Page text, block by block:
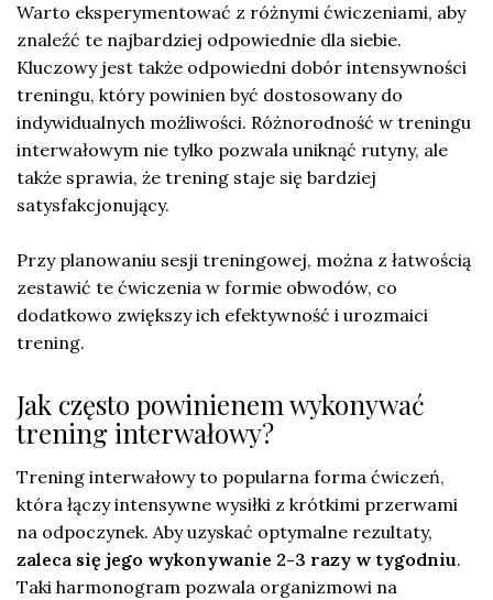
Warto eksperymentować z różnymi ćwiczeniami, aby
znaleźć te najbardziej odpowiednie dla siebie.
Kluczowy jest także odpowiedni dobór intensywności
treningu, który powinien być dostosowany do
indywidualnych możliwości. Różnorodność w treningu
interwałowym nie tylko pozwala uniknąć rutyny, ale
także sprawia, że trening staje się bardziej
satysfakcjonujący.
Przy planowaniu sesji treningowej, można z łatwością
zestawić te ćwiczenia w formie obwodów, co
dodatkowo zwiększy ich efektywność i urozmaici
trening.
Jak często powinienem wykonywać
trening interwałowy?
Trening interwałowy to popularna forma ćwiczeń,
która łączy intensywne wysiłki z krótkimi przerwami
na odpoczynek. Aby uzyskać optymalne rezultaty,
zaleca się jego wykonywanie 2-3 razy w tygodniu.
Taki harmonogram pozwala organizmowi na